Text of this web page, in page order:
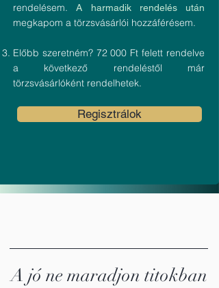
rendelésem.A harmadik rendelés után
megkapom a törzsvásárlói hozzáférésem.
Előbb szeretném? 72 000 Ft felett rendelve
a következő rendeléstől már
törzsvásárlóként rendelhetek.
Regisztrálok
A jó ne maradjon titokban